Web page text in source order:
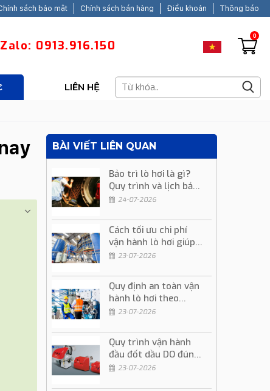
sách bảo mật Chính sách bán hàng Điều khoản Thông báo
0913.916.150
0
LIÊN HỆ
BÀI VIẾT LIÊN QUAN
Bảo trì lò hơi là gì?
Quy trình và lịch bảo
trì định kỳ
24-07-2026
Cách tối ưu chi phí
vận hành lò hơi giúp
giảm chi phí sản xuất
23-07-2026
Quy định an toàn vận
hành lò hơi theo
đúng quy trình kỹ
23-07-2026
Quy trình vận hành
đầu đốt dầu DO đúng
kỹ thuật và an toàn
23-07-2026